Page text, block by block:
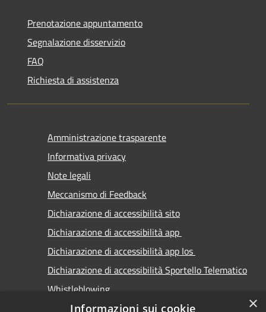
Prenotazione appuntamento
Segnalazione disservizio
FAQ
Richiesta di assistenza
Amministrazione trasparente
Informativa privacy
Note legali
Meccanismo di Feedback
Dichiarazione di accessibilità sito
Dichiarazione di accessibilità app
Dichiarazione di accessibilità app Ios
Dichiarazione di accessibilità Sportello Telematico
Whistleblowing
×
Informazioni sui cookie